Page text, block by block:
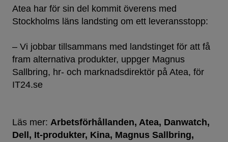
Atea har för sin del kommit överens med
Stockholms läns landsting om ett leveransstopp:
– Vi jobbar tillsammans med landstinget för att få
fram alternativa produkter, uppger Magnus
Sallbring, hr- och marknadsdirektör på Atea, för
IT24.se
Läs mer: Arbetsförhållanden Atea Danwatch
Dell
It-produkter Kina Magnus Sallbring